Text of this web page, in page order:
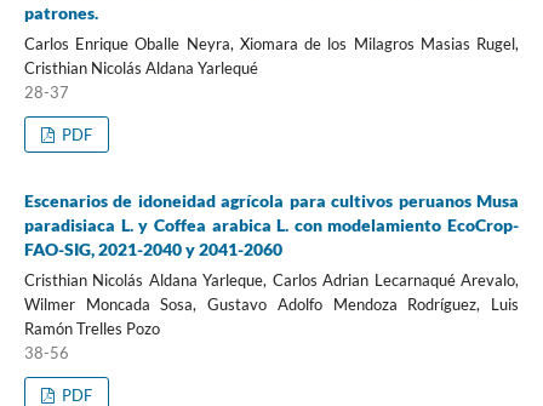
patrones.
Carlos Enrique Oballe Neyra, Xiomara de los Milagros Masias Rugel,
Cristhian Nicolás Aldana Yarlequé
28-37
PDF
Escenarios de idoneidad agrícola para cultivos peruanos Musa
paradisiaca L. y Coffea arabica L. con modelamiento EcoCrop-
FAO-SIG, 2021-2040 y 2041-2060
Cristhian Nicolás Aldana Yarleque, Carlos Adrian Lecarnaqué Arevalo,
Wilmer Moncada Sosa, Gustavo Adolfo Mendoza Rodríguez, Luis
Ramón Trelles Pozo
38-56
PDF